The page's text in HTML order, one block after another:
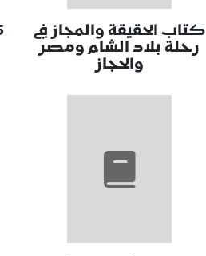
كتاب الحقيقة والمجاز في
رحلة بلاد الشام ومصر
والحجاز